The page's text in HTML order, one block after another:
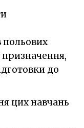
польових
призначення,
до
цих навчань